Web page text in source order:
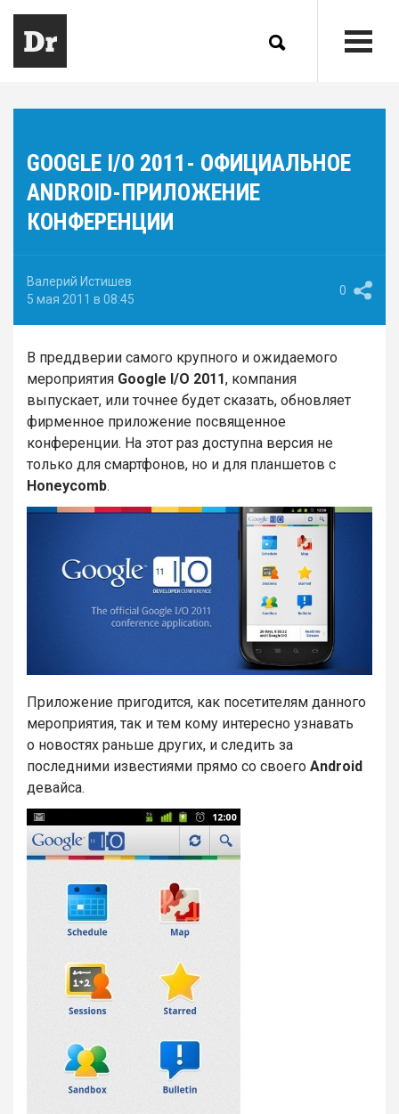
GOOGLE I/O 2011- ОФИЦИАЛЬНОЕ
ANDROID-ПРИЛОЖЕНИЕ
КОНФЕРЕНЦИИ
Валерий Истишев
5 мая 2011 в 08:45
0
В преддверии самого крупного и ожидаемого
мероприятия Google I/O 2011, компания
выпускает, или точнее будет сказать, обновляет
фирменное приложение посвященное
конференции. На этот раз доступна версия не
только для смартфонов, но и для планшетов с
Honeycomb.
Приложение пригодится, как посетителям данного
мероприятия, так и тем кому интересно узнавать
о новостях раньше других, и следить за
последними известиями прямо со своего Android
девайса.